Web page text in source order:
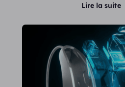
Lire la suite